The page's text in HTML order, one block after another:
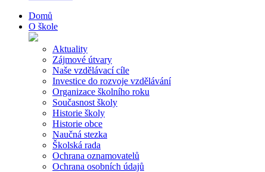
Domů
O škole
Aktuality
Zájmové útvary
Naše vzdělávací cíle
Investice do rozvoje vzdělávání
Organizace školního roku
Současnost školy
Historie školy
Historie obce
Naučná stezka
Školská rada
Ochrana oznamovatelů
Ochrana osobních údajů